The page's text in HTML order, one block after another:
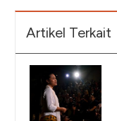
Artikel Terkait